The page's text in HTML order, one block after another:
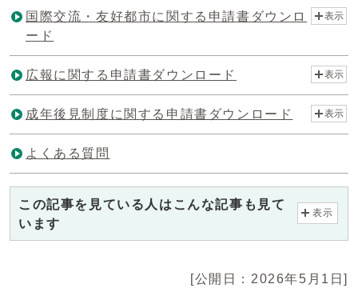
国際交流・友好都市に関する申請書ダウンロ
ード
表示
広報に関する申請書ダウンロード 表示
成年後見制度に関する申請書ダウンロード 表示
よくある質問
この記事を見ている人はこんな記事も見て
います
表示
[公開日：2026年5月1日]